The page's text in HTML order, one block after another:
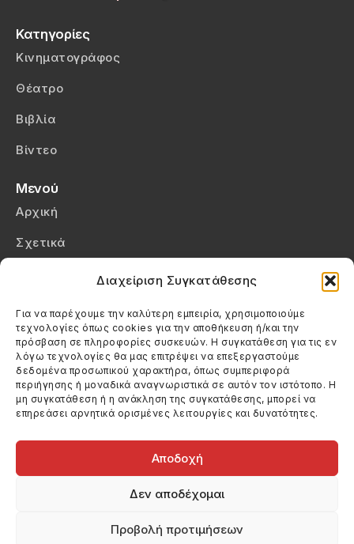
Διαχείριση Συγκατάθεσης
Για να παρέχουμε την καλύτερη εμπειρία, χρησιμοποιούμε
τεχνολογίες όπως cookies για την αποθήκευση ή/και την
πρόσβαση σε πληροφορίες συσκευών. Η συγκατάθεση για τις εν
λόγω τεχνολογίες θα μας επιτρέψει να επεξεργαστούμε
δεδομένα προσωπικού χαρακτήρα, όπως συμπεριφορά
περιήγησης ή μοναδικά αναγνωριστικά σε αυτόν τον ιστότοπο. Η
μη συγκατάθεση ή η ανάκληση της συγκατάθεσης, μπορεί να
επηρεάσει αρνητικά ορισμένες λειτουργίες και δυνατότητες.
Αποδοχή
Δεν αποδέχομαι
Προβολή προτιμήσεων
Κατηγορίες
Κινηματογράφος
Θέατρο
Βιβλία
Βίντεο
Μενού
Αρχική
Σχετικά
Πολιτική Cookies (ΕΕ)
Στοιχεία Επικοινωνίας
Καλεσέ μας
(+30) 6974123481
Στείλε μας email
info@filmandtheater.gr
Copyright 2026 Filmandtheater / All rights reserved